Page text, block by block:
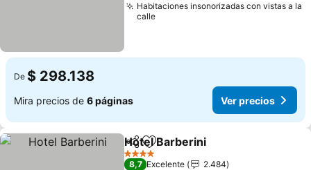
Habitaciones insonorizadas con vistas a la
calle
De $ 298.138
Mira precios de 6 páginas Ver precios
CompartirAgregar a favoritos
Hotel Barberini
4 Estrellas
8,7 Excelente
2.484